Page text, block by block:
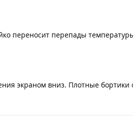
переносит перепады
экраном вниз. Плотные бортики